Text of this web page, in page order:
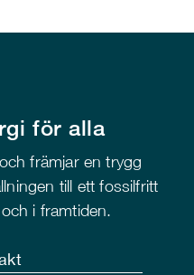
för alla
främjar en trygg
till ett fossilfritt
i framtiden.